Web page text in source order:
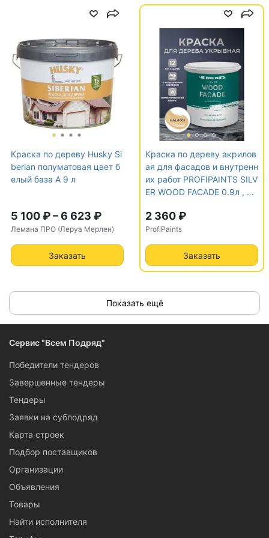
Макс. температура
применения, C
Мин. температура
применения, C
влажностью,С
повышенной
влажностью,Сухое
Цвет Коричневый
Хештеги: #краскаподереву #покраскадерева
#краскасерая #краскаповагонке
#покраскавагонки #вагонкацвет
#краскадлявагонки
#деревянныйфасад #краскаподереву
#фасаднаякраска #краскасерая
#фасаднаяпропитка #акриловаякраска
#экстерьердома #краскаколерованная
#краскабыстросохнущая #RAL8017
#краскаподеревудлянаружных
Назначение:
водяной пар, эластичную, стойкую к
Краска по дереву Husky Si
berian полуматовая цвет б
елый база А 9 л
5 100 ₽–6 623 ₽
Лемана ПРО (Леруа Мерлен)
Заказать
Краска по дереву акрилов
ая для фасадов и внутренн
их работ PROFIPAINTS SILV
ER WOOD FACADE 0.9л , RA
2 360 ₽
ProfiPaints
Заказать
Показать ещё
Сервис "Всем Подряд"
Победители тендеров
Завершенные тендеры
Тендеры
Заявки на субподряд
Карта строек
Подбор поставщиков
Организации
Объявления
Товары
Найти исполнителя